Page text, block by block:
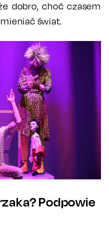
dobro, choć czasem
świat.
Podpowie